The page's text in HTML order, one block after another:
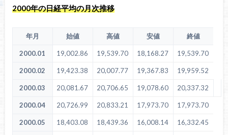
2000年の日経平均の月次推移
年月 始値 高値 安値 終値
2000.01 19,002.86 19,539.70 18,168.27 19,539.70
2000.02 19,423.38 20,007.77 19,367.83 19,959.52
2000.03 20,081.67 20,706.65 19,078.60 20,337.32
2000.04 20,726.99 20,833.21 17,973.70 17,973.70
2000.05 18,403.08 18,439.36 16,008.14 16,332.45